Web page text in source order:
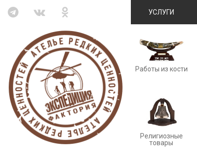
УСЛУГИ
Работы из кости
Религиозные
товары